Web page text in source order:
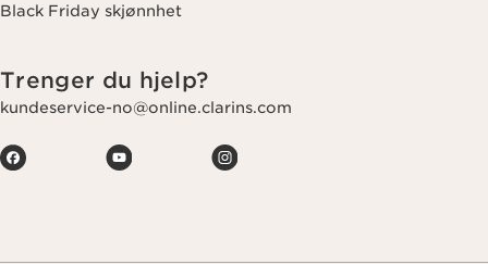
Black Friday skjønnhet
Trenger du hjelp?
kundeservice-no@online.clarins.com